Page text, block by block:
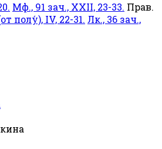
Мф., 91 зач., XXII, 23-33. Прав.
полу́), IV, 22-31. Лк., 36 зач.,